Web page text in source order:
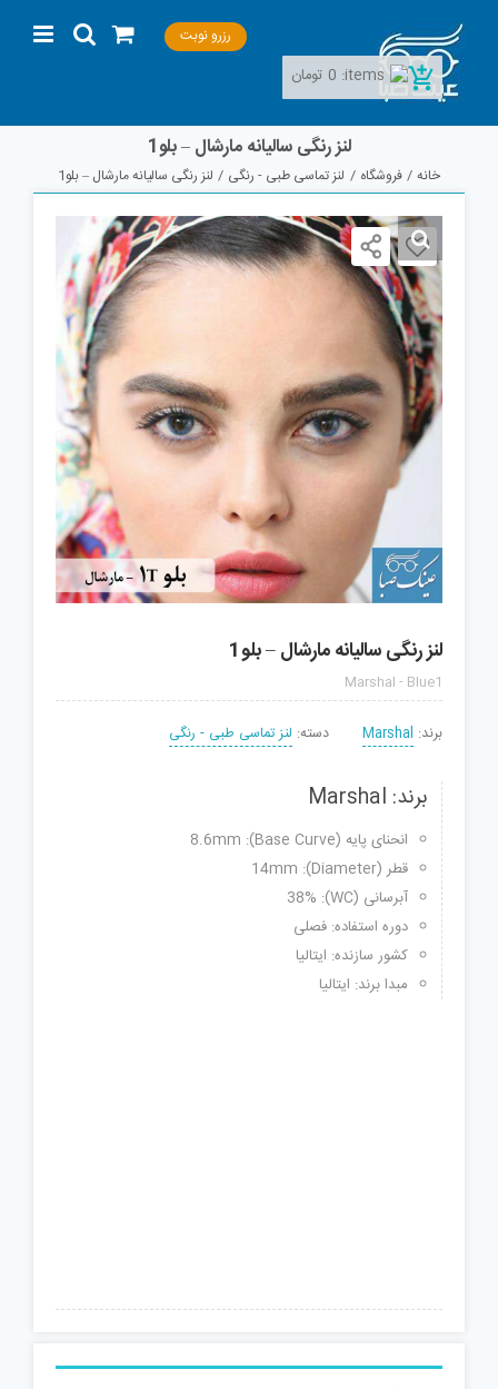
content
رزرو نوبت
لنز رنگی سالیانه مارشال – بلو1
خانه فروشگاه لنز تماسی طبی - رنگی لنز رنگی سالیانه مارشال – بلو1
لنز رنگی سالیانه مارشال – بلو1
Marshal - Blue1
برند: Marshal دسته: لنز تماسی طبی - رنگی
برند: Marshal
انحنای پایه (Base Curve): 8.6mm
قطر (Diameter): 14mm
آبرسانی (WC): 38%
دوره استفاده: فصلی
کشور سازنده: ایتالیا
مبدا برند: ایتالیا
items:
0 تومان